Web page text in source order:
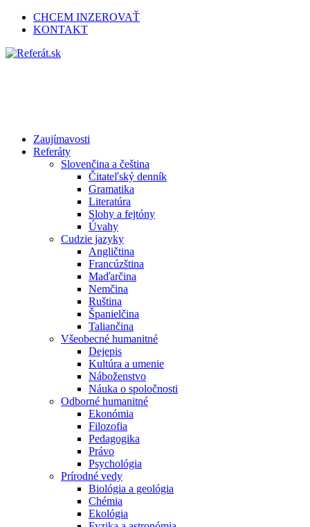
CHCEM INZEROVAŤ
KONTAKT
Zaujímavosti
Referáty
Slovenčina a čeština
Čitateľský denník
Gramatika
Literatúra
Slohy a fejtóny
Úvahy
Cudzie jazyky
Angličtina
Francúzština
Maďarčina
Nemčina
Ruština
Španielčina
Taliančina
Všeobecné humanitné
Dejepis
Kultúra a umenie
Náboženstvo
Náuka o spoločnosti
Odborné humanitné
Ekonómia
Filozofia
Pedagogika
Právo
Psychológia
Prírodné vedy
Biológia a geológia
Chémia
Ekológia